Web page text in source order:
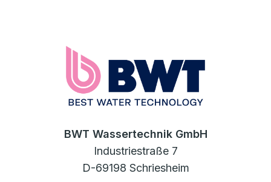
BWT Wassertechnik GmbH
Industriestraße 7
D-69198 Schriesheim